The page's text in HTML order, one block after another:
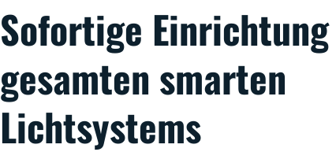
Sofortige
gesamten smarten
Lichtsystems